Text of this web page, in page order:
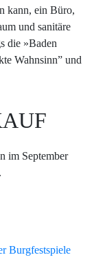
kann, ein Büro,
und sanitäre
die »Baden
Wahnsinn” und
im September
Burgfestspiele